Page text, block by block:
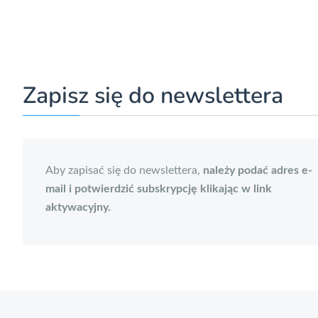
Zapisz się do newslettera
Aby zapisać się do newslettera, należy podać adres e-
mail i potwierdzić subskrypcję klikając w link
aktywacyjny.